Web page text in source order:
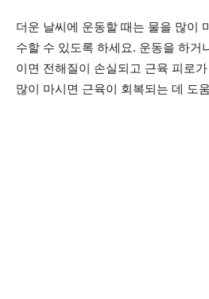
더운 날씨에 운동할 때는 물을 많이
수할 수 있도록 하세요. 운동을 하거
이면 전해질이 손실되고 근육 피로
많이 마시면 ​​근육이 회복되는 데 도